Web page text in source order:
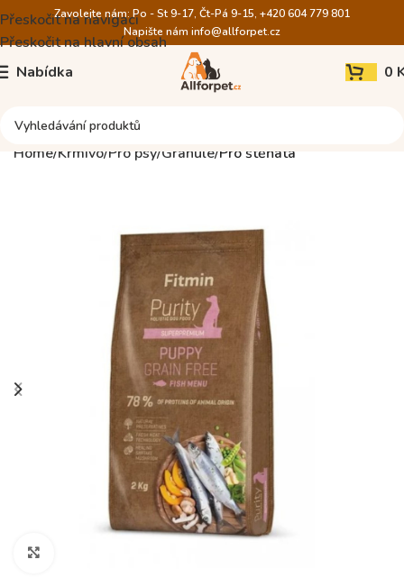
Přeskočit na navigaci
Přeskočit na hlavní obsah
Zavolejte nám: Po - St 9-17, Čt-Pá 9-15, +420 604 779 801
Napište nám info@allforpet.cz
Nabídka 0
Home Krmivo Pro psy Granule Pro štěňata